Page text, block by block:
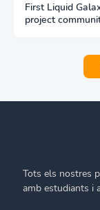
First Liquid
project
Tots els nostres
amb estudiants i